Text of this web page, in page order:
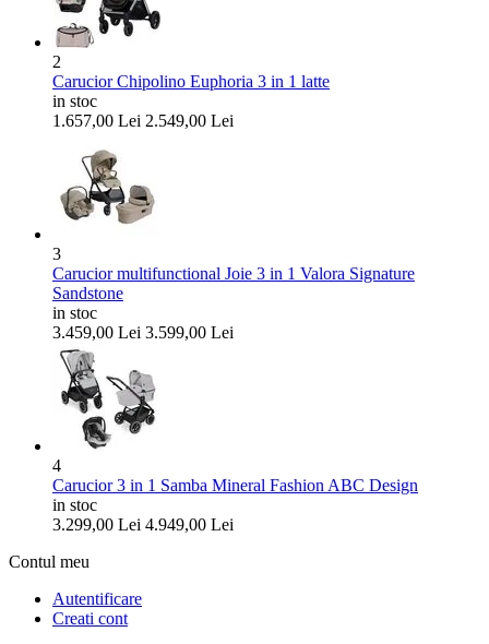
2
Carucior Chipolino Euphoria 3 in 1 latte
in stoc
1.657,00 Lei 2.549,00 Lei
3
Carucior multifunctional Joie 3 in 1 Valora Signature
Sandstone
in stoc
3.459,00 Lei 3.599,00 Lei
4
Carucior 3 in 1 Samba Mineral Fashion ABC Design
in stoc
3.299,00 Lei 4.949,00 Lei
Contul meu
Autentificare
Creati cont